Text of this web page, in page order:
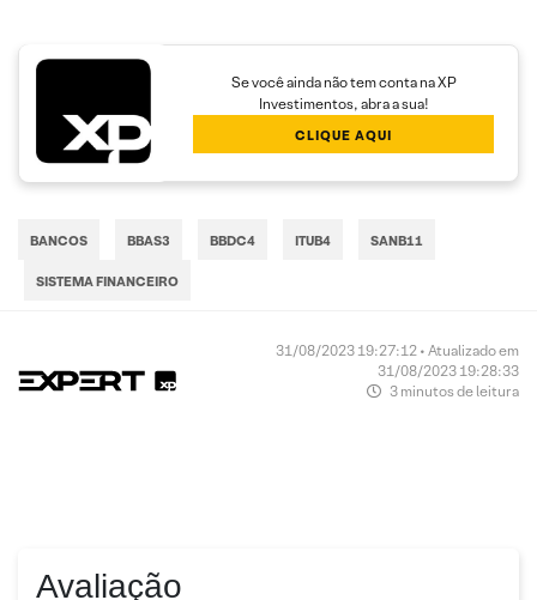
Se você ainda não tem conta na XP
Investimentos, abra a sua!
CLIQUE AQUI
BANCOS BBAS3 BBDC4 ITUB4 SANB11
SISTEMA FINANCEIRO
31/08/2023 19:27:12 • Atualizado em
31/08/2023 19:28:33
3 minutos de leitura
Avaliação